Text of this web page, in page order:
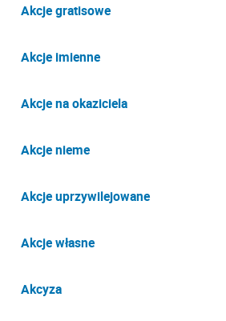
Akcje gratisowe
Akcje imienne
Akcje na okaziciela
Akcje nieme
Akcje uprzywilejowane
Akcje własne
Akcyza